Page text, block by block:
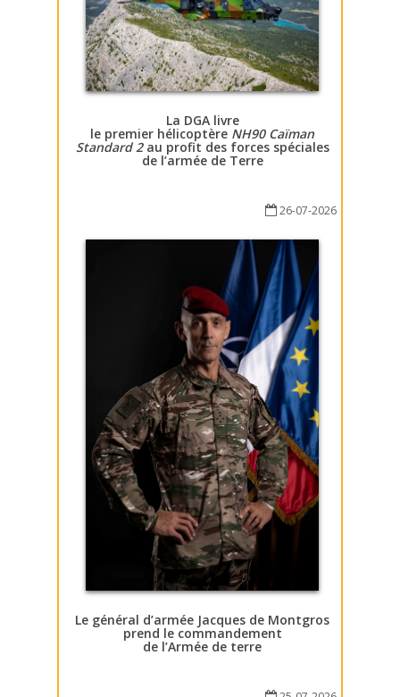
La DGA livre
le premier hélicoptère NH90 Caïman
Standard 2au profit des forces spéciales
de l’armée de Terre
26-07-2026
Le général d’armée Jacques de Montgros
prend le commandement
de l’Armée de terre